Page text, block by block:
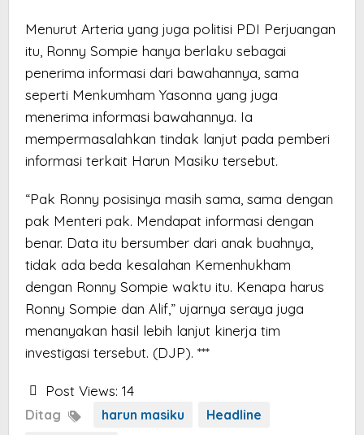
Menurut Arteria yang juga politisi PDI Perjuangan
itu, Ronny Sompie hanya berlaku sebagai
penerima informasi dari bawahannya, sama
seperti Menkumham Yasonna yang juga
menerima informasi bawahannya. Ia
mempermasalahkan tindak lanjut pada pemberi
informasi terkait Harun Masiku tersebut.
“Pak Ronny posisinya masih sama, sama dengan
pak Menteri pak. Mendapat informasi dengan
benar. Data itu bersumber dari anak buahnya,
tidak ada beda kesalahan Kemenhukham
dengan Ronny Sompie waktu itu. Kenapa harus
Ronny Sompie dan Alif,” ujarnya seraya juga
menanyakan hasil lebih lanjut kinerja tim
investigasi tersebut. (DJP). ***
Post Views: 14
Ditag harun masiku
Headline